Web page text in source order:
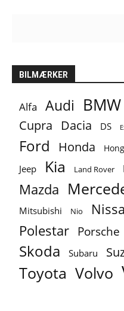
BILMÆRKER
Alfa Audi BMW
Cupra Dacia DS
Ford Honda
Jeep Kia Land Rover
Mazda
Mitsubishi Nio
Polestar Porsche
Skoda Subaru
Toyota Volvo